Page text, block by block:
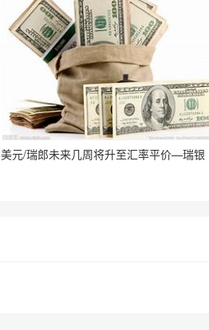
美元/瑞郎未来几周将升至汇率平价—瑞银